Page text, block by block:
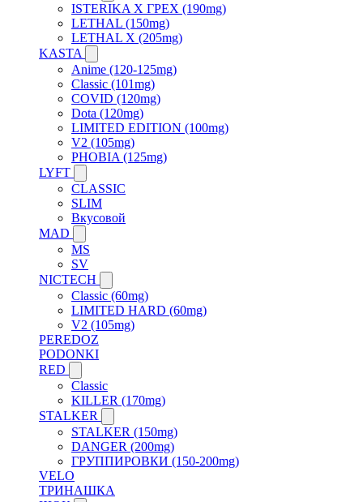
ISTERIKA X ГРЕХ (190mg)
LETHAL (150mg)
LETHAL X (205mg)
KASTA
Anime (120-125mg)
Classic (101mg)
COVID (120mg)
Dota (120mg)
LIMITED EDITION (100mg)
V2 (105mg)
PHOBIA (125mg)
LYFT
CLASSIC
SLIM
Вкусовой
MAD
MS
SV
NICTECH
Classic (60mg)
LIMITED HARD (60mg)
V2 (105mg)
PEREDOZ
PODONKI
RED
Classic
KILLER (170mg)
STALKER
STALKER (150mg)
DANGER (200mg)
ГРУППИРОВКИ (150-200mg)
VELO
ТРИНАШКА